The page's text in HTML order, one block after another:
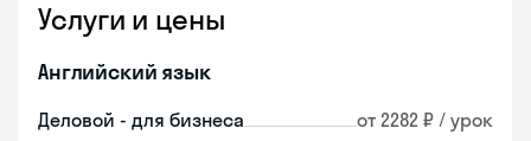
Услуги и цены
Английский язык
Деловой - для бизнеса от 2282 ₽ / урок